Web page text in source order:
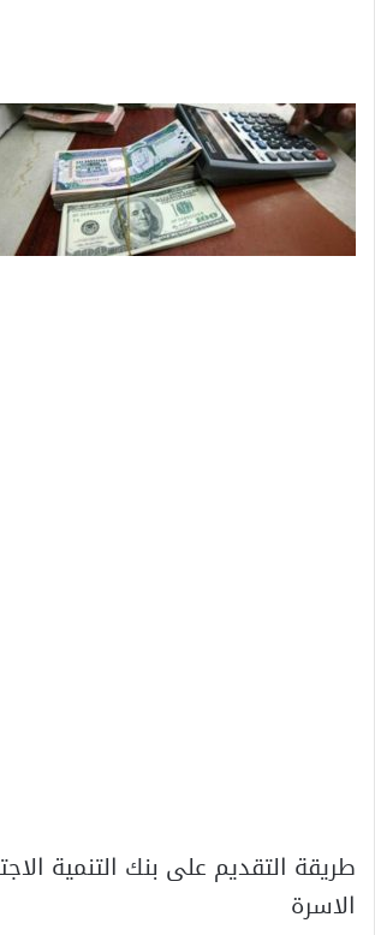
طريقة التقديم على بنك التنمية
الاسرة